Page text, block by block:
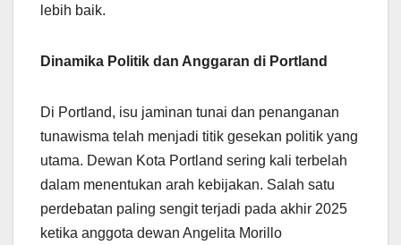
lebih baik.
Dinamika Politik dan Anggaran di Portland
Di Portland, isu jaminan tunai dan penanganan
tunawisma telah menjadi titik gesekan politik yang
utama. Dewan Kota Portland sering kali terbelah
dalam menentukan arah kebijakan. Salah satu
perdebatan paling sengit terjadi pada akhir 2025
ketika anggota dewan Angelita Morillo